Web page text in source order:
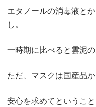
エタノールの消毒液と
し。
一時期に比べると雲泥の
ただ、マスクは国産品
安心を求めてというこ